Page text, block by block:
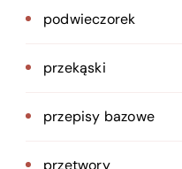
podwieczorek
przekąski
przepisy bazowe
przetwory